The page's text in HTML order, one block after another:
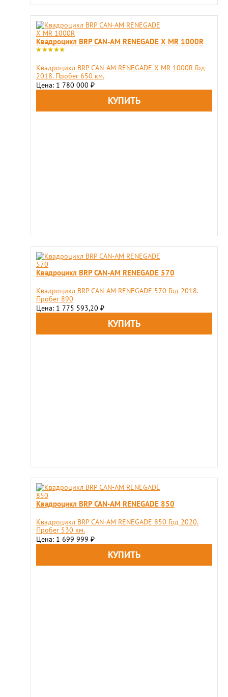
Квадроцикл BRP CAN-AM RENEGADE X MR 1000R
Квадроцикл BRP CAN-AM RENEGADE X MR 1000R Год
2018. Пробег 650 км.
Цена: 1 780 000 ₽
Квадроцикл BRP CAN-AM RENEGADE 570
Квадроцикл BRP CAN-AM RENEGADE 570 Год 2018.
Пробег 890
Цена: 1 775 593,20 ₽
Квадроцикл BRP CAN-AM RENEGADE 850
Квадроцикл BRP CAN-AM RENEGADE 850 Год 2020.
Пробег 530 км.
Цена: 1 699 999 ₽